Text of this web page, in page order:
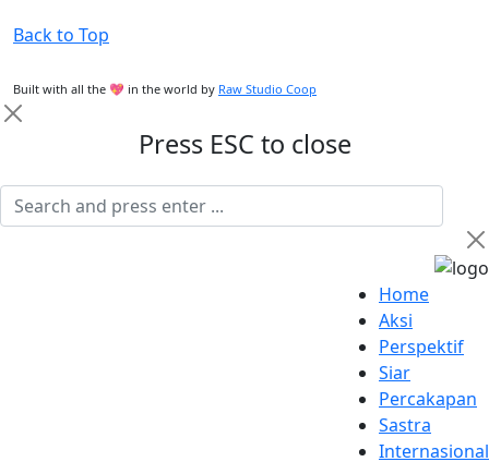
Back to Top
Built with all the 💖 in the world by Raw Studio Coop
Press ESC to close
Home
Aksi
Perspektif
Siar
Percakapan
Sastra
Internasional